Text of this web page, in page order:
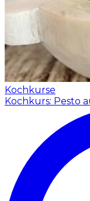
Kochkurse
Kochkurs: Pesto